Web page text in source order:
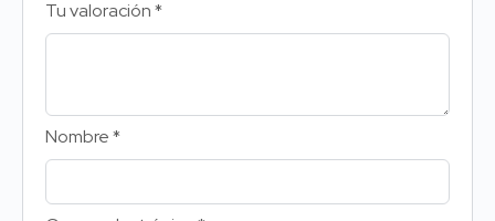
Tu valoración*
Nombre*